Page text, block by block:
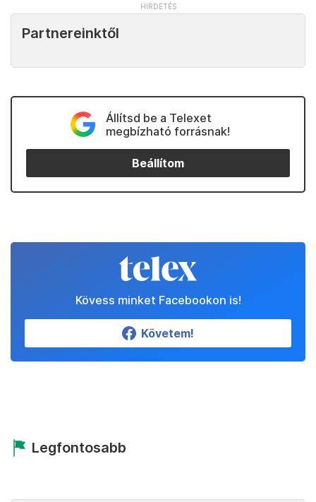
Partnereinktől
Állítsd be a Telexet
megbízható forrásnak!
Beállítom
Kövess minket Facebookon is!
Követem!
Legfontosabb